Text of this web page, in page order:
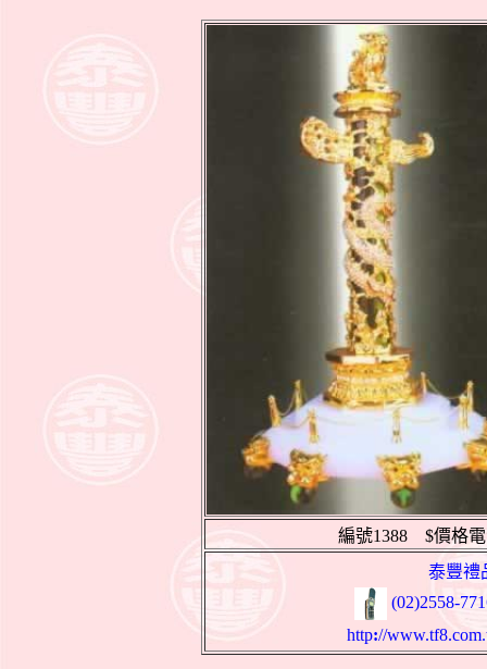
編號1388 $價格
泰豐禮
(02)2558-
http://